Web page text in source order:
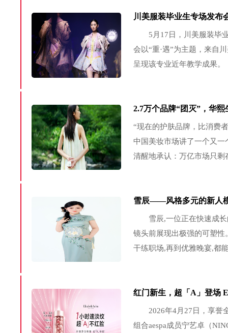
川美服装毕业生专场发布
5月17日，川美服装毕业
会以“重·遇”为主题，来自
呈现该专业近年教学成果
2.7万个品牌“团灭”，华熙
“现在的护肤品牌，比消
中国美妆市场讲了一个又一
清醒地承认：万亿市场只
雪辰——风格多元的新人
雪辰,一位正在快速成长
镜头前展现出极强的可塑
干练职场,再到优雅晚宴,都
红门新生，超「A」登场
2026年4月27日，享誉全
组合aespa成员宁艺卓（